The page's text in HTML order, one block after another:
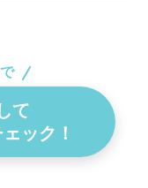
て
ック！